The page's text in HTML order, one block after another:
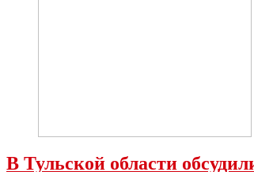
В Тульской области